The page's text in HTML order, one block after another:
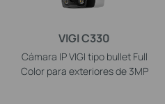
VIGI C330
Cámara IP VIGI tipo bullet Full
Color para exteriores de 3MP